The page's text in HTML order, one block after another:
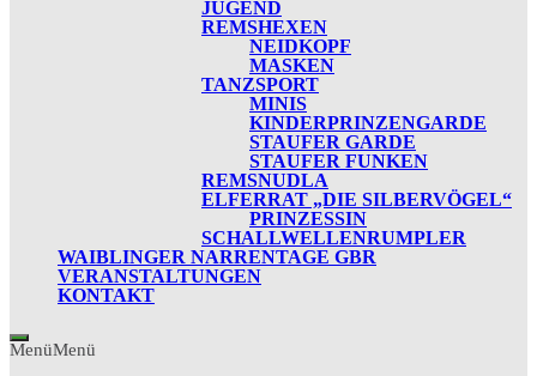
JUGEND
REMSHEXEN
NEIDKOPF
MASKEN
TANZSPORT
MINIS
KINDERPRINZENGARDE
STAUFER GARDE
STAUFER FUNKEN
REMSNUDLA
ELFERRAT „DIE SILBERVÖGEL“
PRINZESSIN
SCHALLWELLENRUMPLER
WAIBLINGER NARRENTAGE GBR
VERANSTALTUNGEN
KONTAKT
MenüMenü